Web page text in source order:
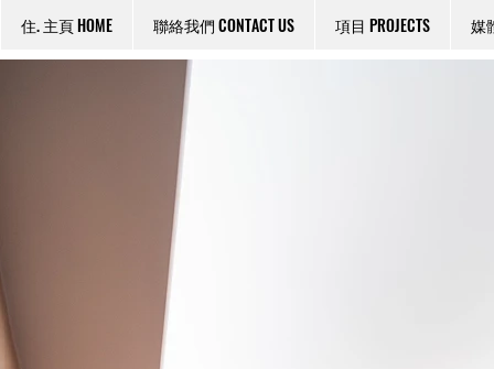
住. 主頁 HOME 聯絡我們 CONTACT US 項目 PROJECTS 媒